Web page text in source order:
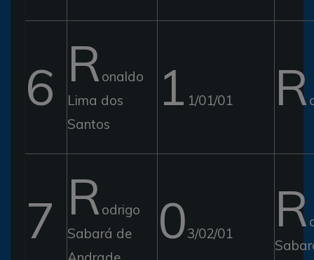
6 Ronaldo
Lima dos
Santos
1 1/01/01 R
7 Rodrigo
Sabará de
03/02/01 R